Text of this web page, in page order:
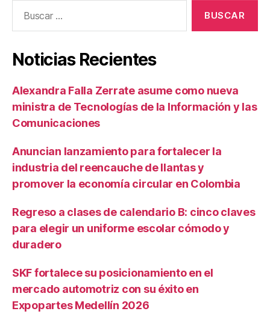
Noticias Recientes
Alexandra Falla Zerrate asume como nueva
ministra de Tecnologías de la Información y las
Comunicaciones
Anuncian lanzamiento para fortalecer la
industria del reencauche de llantas y
promover la economía circular en Colombia
Regreso a clases de calendario B: cinco claves
para elegir un uniforme escolar cómodo y
duradero
SKF fortalece su posicionamiento en el
mercado automotriz con su éxito en
Expopartes Medellín 2026